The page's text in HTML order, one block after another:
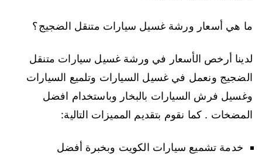
ما هي أسعار ورشة غسيل سيارات متنقل الضجيج؟
لدينا أرخص الأسعار في ورشة غسيل سيارات متنقل
الضجيج ونعمل في غسيل السيارات وتلميع السيارات
وغسيل فرش السيارات بالبخار وباستخدام افضل
المضخات . كما نقوم بتقديم المميزات التالية:
خدمة تشميع سيارات الكويت وبخبرة أفضل